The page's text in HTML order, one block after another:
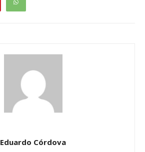
Eduardo Córdova